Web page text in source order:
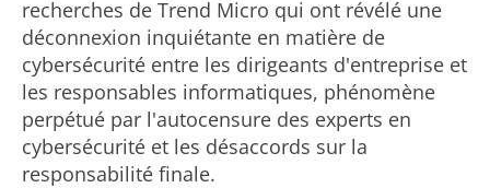
recherches de Trend Micro qui ont révélé une
déconnexion inquiétante en matière de
cybersécurité entre les dirigeants d'entreprise et
les responsables informatiques, phénomène
perpétué par l'autocensure des experts en
cybersécurité et les désaccords sur la
responsabilité finale.